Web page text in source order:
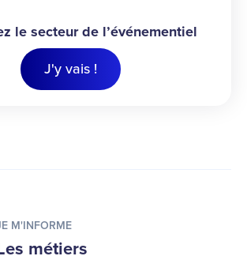
le secteur de l’événementiel
J'y vais !
M'INFORME
métiers